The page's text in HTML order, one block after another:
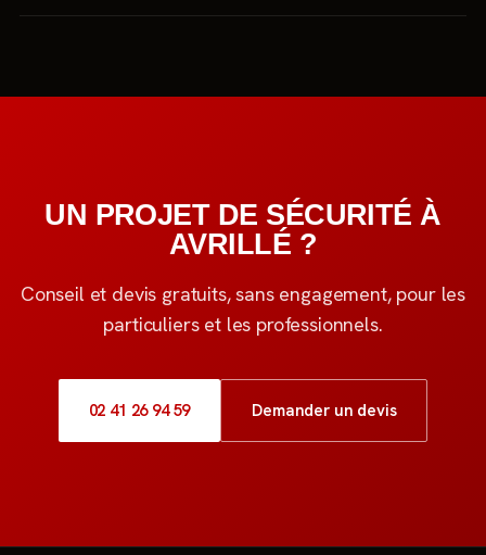
UN PROJET DE SÉCURITÉ À
AVRILLÉ ?
Conseil et devis gratuits, sans engagement, pour les
particuliers et les professionnels.
02 41 26 94 59 Demander un devis